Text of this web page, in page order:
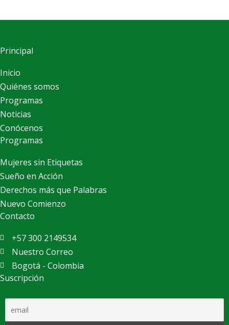
Principal
Inicio
Quiénes somos
Programas
Noticias
Conócenos
Programas
Mujeres sin Etiquetas
Sueño en Acción
Derechos más que Palabras
Nuevo Comienzo
Contacto
+57 300 2149534
Nuestro Correo
Bogotá - Colombia
Suscripción